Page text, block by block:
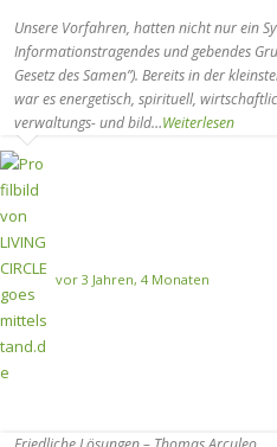
Unsere Vorfahren, hatten nicht nur ein
Informationstragendes und gebendes
Gesetz des Samen”). Bereits in der
war es energetisch, spirituell,
verwaltungs- und bild…Weiterlesen
vor 3 Jahren, 4 Monaten